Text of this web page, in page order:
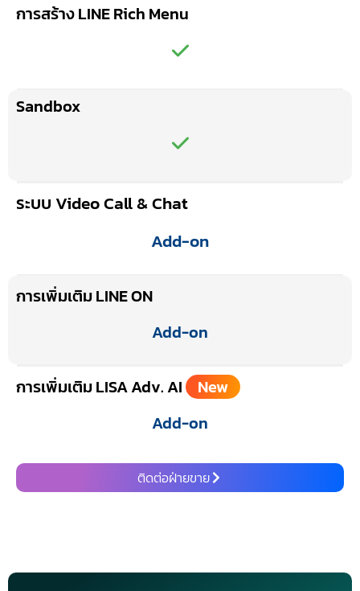
การสร้าง LINE Rich Menu
Sandbox
ระบบ Video Call & Chat
Add-on
การเพิ่มเติม LINE ON
Add-on
การเพิ่มเติม LISA Adv. AI
New
Add-on
ติดต่อฝ่ายขาย